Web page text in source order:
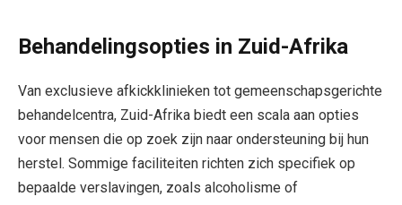
Behandelingsopties in Zuid-Afrika
Van exclusieve afkickklinieken tot gemeenschapsgerichte
behandelcentra, Zuid-Afrika biedt een scala aan opties
voor mensen die op zoek zijn naar ondersteuning bij hun
herstel. Sommige faciliteiten richten zich specifiek op
bepaalde verslavingen, zoals alcoholisme of